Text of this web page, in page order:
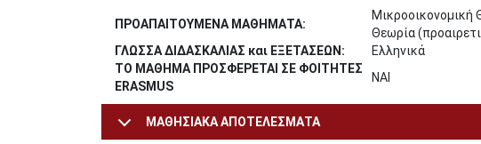
ΠΡΟΑΠΑΙΤΟΥΜΕΝΑ ΜΑΘΗΜΑΤΑ:
Μικροοικονομική
Θεωρία
ΓΛΩΣΣΑ ΔΙΔΑΣΚΑΛΙΑΣ και ΕΞΕΤΑΣΕΩΝ:
Ελληνικά
ΤΟ ΜΑΘΗΜΑ ΠΡΟΣΦΕΡΕΤΑΙ ΣΕ ΦΟΙΤΗΤΕΣ
ERASMUS
ΝΑΙ
ΜΑΘΗΣΙΑΚΑ ΑΠΟΤΕΛΕΣΜΑΤΑ